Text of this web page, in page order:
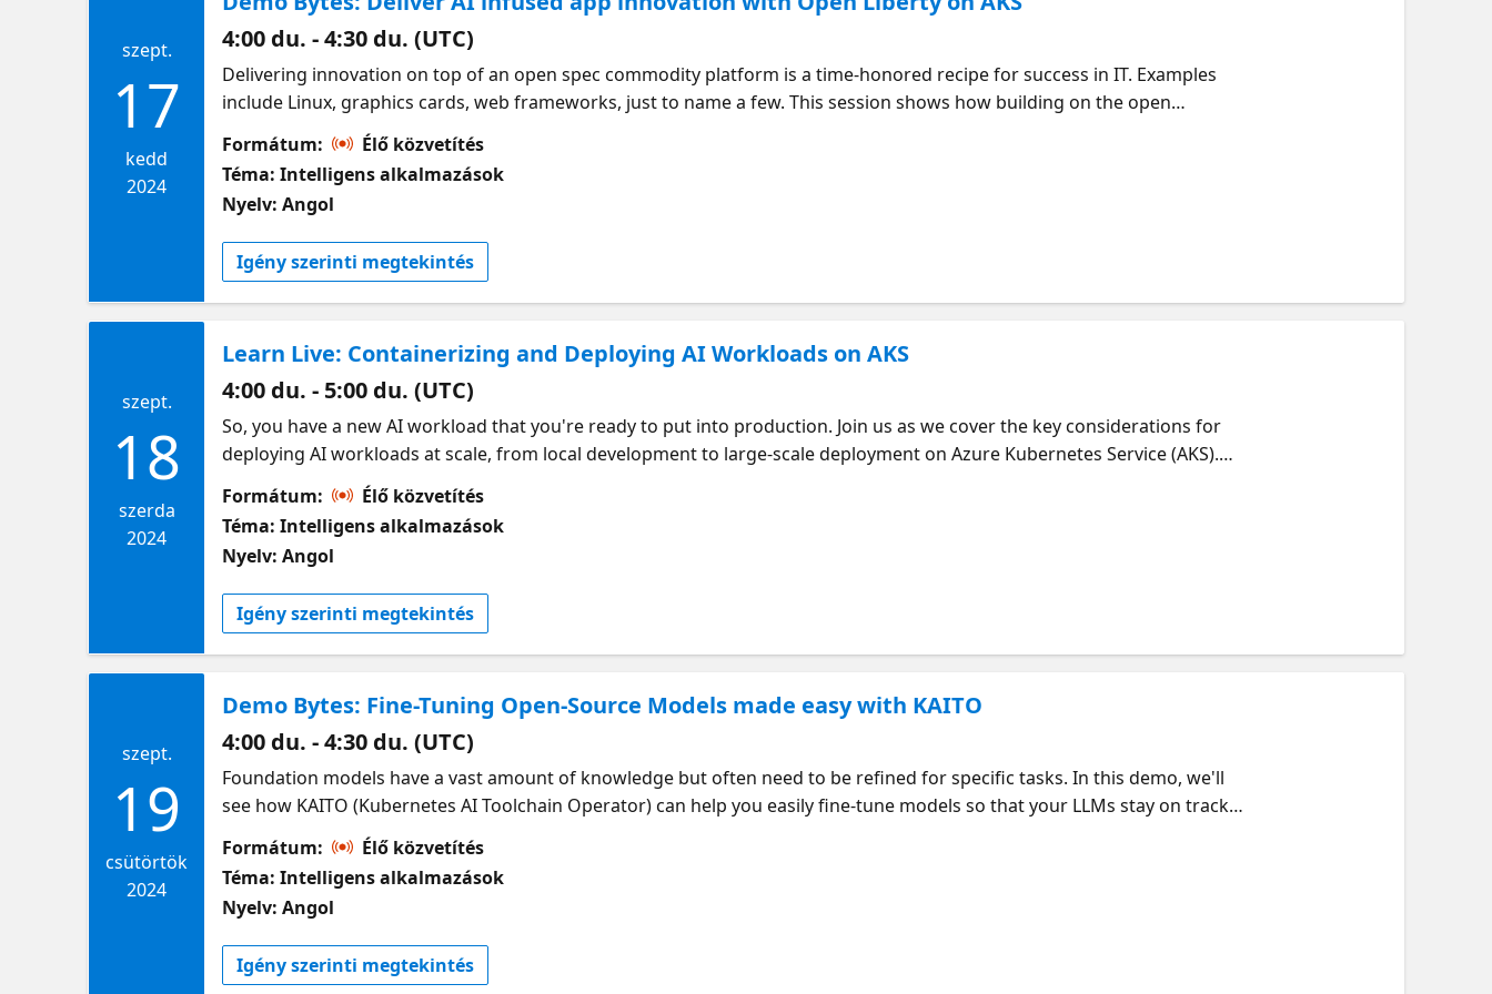
szept.
17
kedd
2024
4:00 du. - 4:30 du. (UTC)
Delivering innovation on top of an open spec commodity platform is a time-honored recipe for success in IT. Examples
include Linux, graphics cards, web frameworks, just to name a few. This session shows how building on the open
standards of Kubernetes, Jakarta EE, Langchain4J, and Azure OpenAI can help you deliver innovation like never before.
While using GitHub copilot certainly helps building apps, this session shows how AI is applied in the problem domain of
the application itself. After attending this session, you'll know how to run Open Liberty on AKS and use LangChain4J with
Azure OpenAI in the problem domain of the application.
Formátum:
Élő közvetítés
Téma: Intelligens alkalmazások
Nyelv: Angol
Igény szerinti megtekintés
szept.
18
szerda
2024
Learn Live: Containerizing and Deploying AI Workloads on AKS
4:00 du. - 5:00 du. (UTC)
So, you have a new AI workload that you're ready to put into production. Join us as we cover the key considerations for
deploying AI workloads at scale, from local development to large-scale deployment on Azure Kubernetes Service (AKS).
We'll get hands on and deploy an AI workload to an enterprise ready AKS cluster. We'll go from "works on my machine" to
"works on all machines" in 90 minutes or less! This series is part of the “Build Intelligent Apps” initiative. Learn more at
https://aka.ms/intelligent-apps
Formátum:
Élő közvetítés
Téma: Intelligens alkalmazások
Nyelv: Angol
Igény szerinti megtekintés
szept.
19
csütörtök
2024
Demo Bytes: Fine-Tuning Open-Source Models made easy with KAITO
4:00 du. - 4:30 du. (UTC)
Foundation models have a vast amount of knowledge but often need to be refined for specific tasks. In this demo, we'll
see how KAITO (Kubernetes AI Toolchain Operator) can help you easily fine-tune models so that your LLMs stay on track
and provide more accurate answers; just as your users expect.
Formátum:
Élő közvetítés
Téma: Intelligens alkalmazások
Nyelv: Angol
Igény szerinti megtekintés